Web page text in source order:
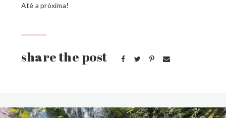
Até a próxima!